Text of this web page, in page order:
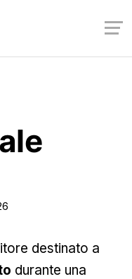
destinato a
durante una